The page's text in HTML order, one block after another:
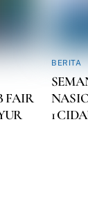
FAIR
BERITA
1